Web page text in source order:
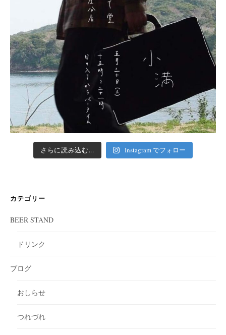
さらに読み込む... Instagram でフォロー
カテゴリー
BEER STAND
ドリンク
ブログ
おしらせ
つれづれ